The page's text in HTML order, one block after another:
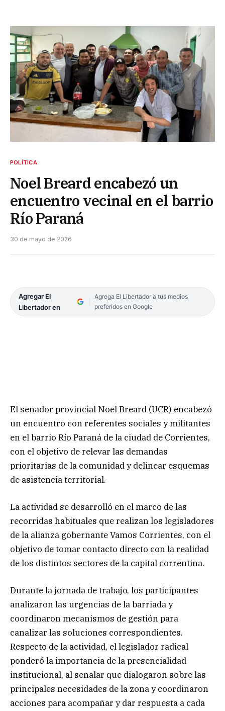
POLÍTICA
Noel Breard encabezó un
encuentro vecinal en el barrio
Río Paraná
30 de mayo de 2026
Agregar El
Libertador en
Agrega El Libertador a tus medios
preferidos en Google
El senador provincial Noel Breard (UCR) encabezó
un encuentro con referentes sociales y militantes
en el barrio Río Paraná de la ciudad de Corrientes,
con el objetivo de relevar las demandas
prioritarias de la comunidad y delinear esquemas
de asistencia territorial.
La actividad se desarrolló en el marco de las
recorridas habituales que realizan los legisladores
de la alianza gobernante Vamos Corrientes, con el
objetivo de tomar contacto directo con la realidad
de los distintos sectores de la capital correntina.
Durante la jornada de trabajo, los participantes
analizaron las urgencias de la barriada y
coordinaron mecanismos de gestión para
canalizar las soluciones correspondientes.
Respecto de la actividad, el legislador radical
ponderó la importancia de la presencialidad
institucional, al señalar que dialogaron sobre las
principales necesidades de la zona y coordinaron
acciones para acompañar y dar respuesta a cada